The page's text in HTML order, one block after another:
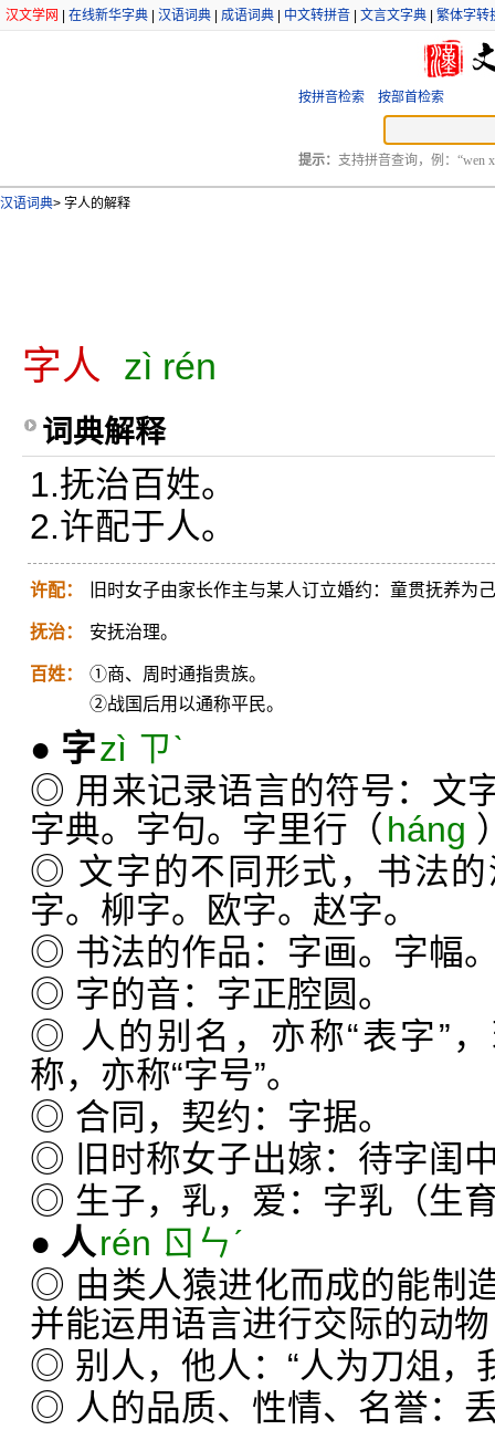
汉文学网 在线新华字典 汉语词典 成语词典 中文转拼音 文言文字典 繁体字转
按拼音检索 按部首检索
提示： 支持拼音查询，例：“wen
汉语词典> 字人的解释
字人 zì rén
词典解释
1.抚治百姓。
2.许配于人。
许配： 旧时女子由家长作主与某人订立婚约：童贯抚养为
抚治： 安抚治理。
百姓：
①商、周时通指贵族。
②战国后用以通称平民。
● 字zì ㄗˋ
◎ 用来记录语言的符号：文
字典。字句。字里行（ háng
◎ 文字的不同形式，书法
字。柳字。欧字。赵字。
◎ 书法的作品：字画。字幅
◎ 字的音：字正腔圆。
◎ 人的别名，亦称“表字”
称，亦称“字号”。
◎ 合同，契约：字据。
◎ 旧时称女子出嫁：待字闺
◎ 生子，乳，爱：字乳（生
● 人rén ㄖㄣˊ
◎ 由类人猿进化而成的能制
并能运用语言进行交际的动
◎ 别人，他人：“人为刀俎，
◎ 人的品质、性情、名誉：